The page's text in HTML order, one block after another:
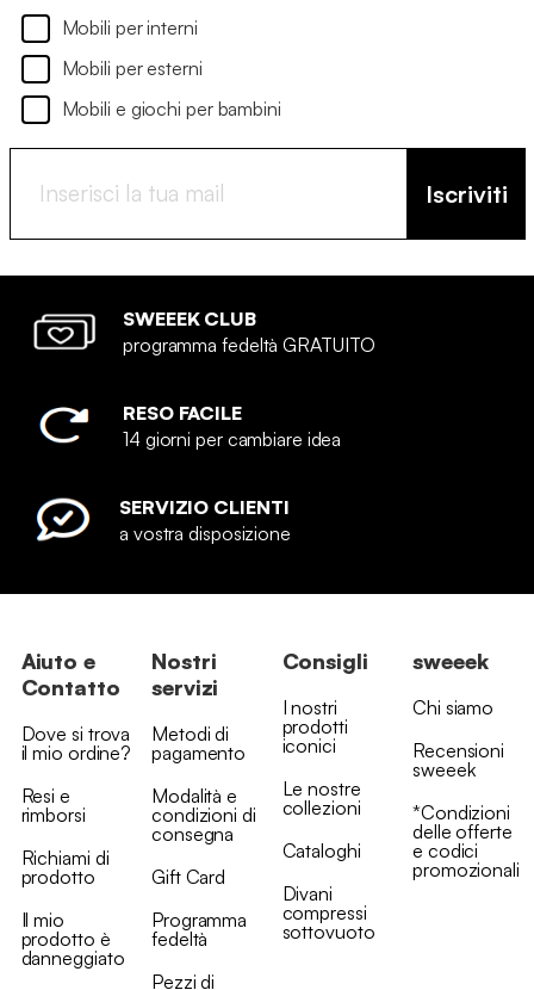
Mobili per interni
Mobili per esterni
Mobili e giochi per bambini
Iscriviti
SWEEEK CLUB
programma fedeltà GRATUITO
RESO FACILE
14 giorni per cambiare idea
SERVIZIO CLIENTI
a vostra disposizione
Aiuto e
Contatto
Dove si trova
il mio ordine?
Resi e
rimborsi
Richiami di
prodotto
Il mio
prodotto è
danneggiato
Nostri
servizi
Metodi di
pagamento
Modalità e
condizioni di
consegna
Gift Card
Programma
fedeltà
Pezzi di
Consigli
I nostri
prodotti
iconici
Le nostre
collezioni
Cataloghi
Divani
compressi
sottovuoto
sweeek
Chi siamo
Recensioni
sweeek
*Condizioni
delle offerte
e codici
promozionali